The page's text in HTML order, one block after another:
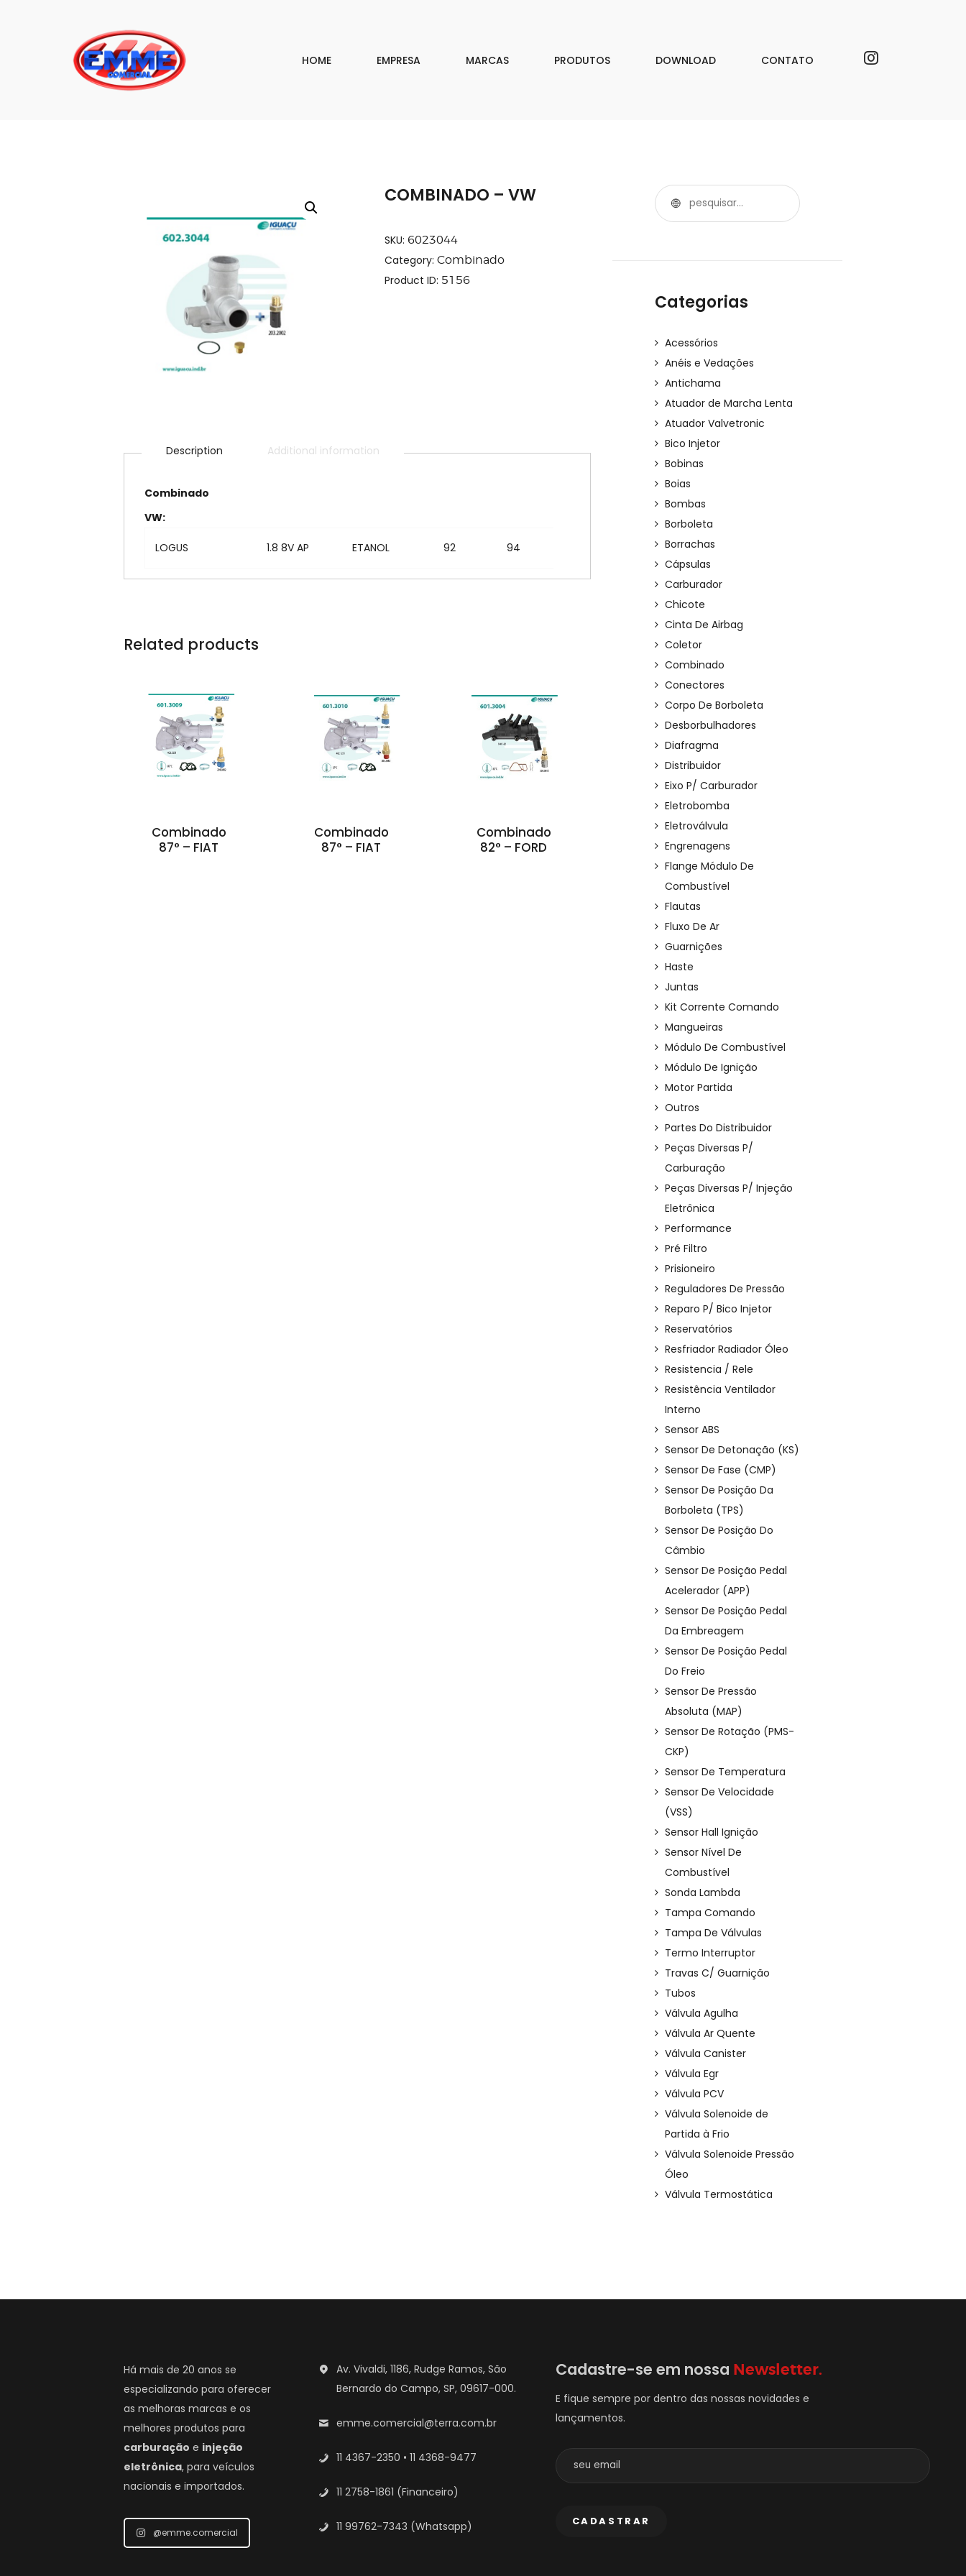
HOME EMPRESA MARCAS PRODUTOS DOWNLOAD CONTATO
PRODUTOS
COMBINADO – VW
SKU: 6023044
Category: Combinado
Product ID: 5156
Description Additional information
Combinado
VW:
LOGUS 1.8 8V AP ETANOL 92 94
Related products
Combinado
87° – FIAT
Combinado
87° – FIAT
Combinado
82° – FORD
PESQUISAR
Categorias
Acessórios
Anéis e Vedações
Antichama
Atuador de Marcha Lenta
Atuador Valvetronic
Bico Injetor
Bobinas
Boias
Bombas
Borboleta
Borrachas
Cápsulas
Carburador
Chicote
Cinta De Airbag
Coletor
Combinado
Conectores
Corpo De Borboleta
Desborbulhadores
Diafragma
Distribuidor
Eixo P/ Carburador
Eletrobomba
Eletroválvula
Engrenagens
Flange Módulo De
Combustível
Flautas
Fluxo De Ar
Guarnições
Haste
Juntas
Kit Corrente Comando
Mangueiras
Módulo De Combustível
Módulo De Ignição
Motor Partida
Outros
Partes Do Distribuidor
Peças Diversas P/
Carburação
Peças Diversas P/ Injeção
Eletrônica
Performance
Pré Filtro
Prisioneiro
Reguladores De Pressão
Reparo P/ Bico Injetor
Reservatórios
Resfriador Radiador Óleo
Resistencia / Rele
Resistência Ventilador
Interno
Sensor ABS
Sensor De Detonação (KS)
Sensor De Fase (CMP)
Sensor De Posição Da
Borboleta (TPS)
Sensor De Posição Do
Câmbio
Sensor De Posição Pedal
Acelerador (APP)
Sensor De Posição Pedal
Da Embreagem
Sensor De Posição Pedal
Do Freio
Sensor De Pressão
Absoluta (MAP)
Sensor De Rotação (PMS-
CKP)
Sensor De Temperatura
Sensor De Velocidade
(VSS)
Sensor Hall Ignição
Sensor Nível De
Combustível
Sonda Lambda
Tampa Comando
Tampa De Válvulas
Termo Interruptor
Travas C/ Guarnição
Tubos
Válvula Agulha
Válvula Ar Quente
Válvula Canister
Válvula Egr
Válvula PCV
Válvula Solenoide de
Partida à Frio
Válvula Solenoide Pressão
Óleo
Válvula Termostática
Há mais de 20 anos se
especializando para oferecer
as melhoras marcas e os
melhores produtos para
carburação e injeção
eletrônica, para veículos
nacionais e importados.
@emme.comercial
Av. Vivaldi, 1186, Rudge Ramos, São
Bernardo do Campo, SP, 09617-000.
emme.comercial@terra.com.br
11 4367-2350 • 11 4368-9477
11 2758-1861 (Financeiro)
11 99762-7343 (Whatsapp)
Cadastre-se em nossa Newsletter.
E fique sempre por dentro das nossas novidades e
lançamentos.